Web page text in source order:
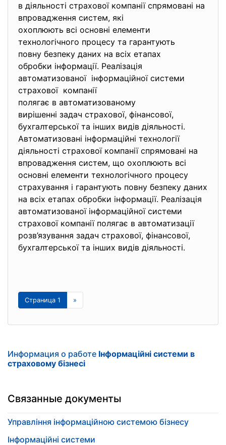
в діяльності страхової компанії спрямовані на
впровадження систем, які
охоплюють всі основні елементи
технологічного процесу та гарантують
повну безпеку даних на всіх етапах
обробки інформації. Реалізація
автоматизованої інформаційної системи
страхової компанії
полягає в автоматизованому
вирішенні задач страхової, фінансової,
бухгалтерської та інших видів діяльності.
Автоматизовані інформаційні технології
діяльності страхової компанії спрямовані на
впровадження систем, що охоплюють всі
основні елементи технологічного процесу
страхування і гарантують повну безпеку даних
на всіх етапах обробки інформації. Реалізація
автоматизованої інформаційної системи
страхової компанії полягає в автоматизації
розв’язування задач страхової, фінансової,
бухгалтерської та інших видів діяльності.
Страница 1 »
Информация о работе Інформаційні системи в
страховому бізнесі
Связанные документы
Управління інформаційною системою бізнесу
Інформаційні системи